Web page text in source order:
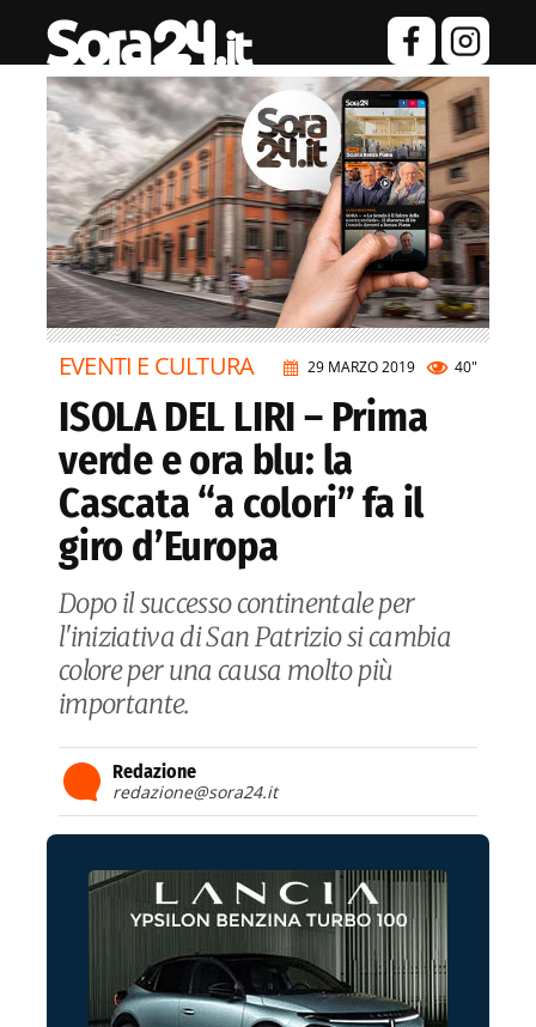
29 MARZO 2019 40"
EVENTI E CULTURA
ISOLA DEL LIRI – Prima
verde e ora blu: la
Cascata “a colori” fa il
giro d’Europa
Dopo il successo continentale per
l'iniziativa di San Patrizio si cambia
colore per una causa molto più
importante.
Redazione
redazione@sora24.it